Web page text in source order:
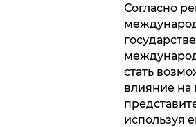
Согласно
стать
влияние на
используя